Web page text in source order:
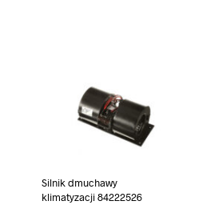
Silnik dmuchawy
klimatyzacji 84222526